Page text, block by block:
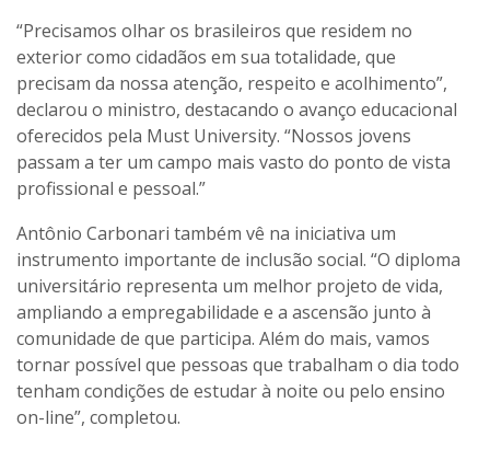
“Precisamos olhar os brasileiros que residem no
exterior como cidadãos em sua totalidade, que
precisam da nossa atenção, respeito e acolhimento”,
declarou o ministro, destacando o avanço educacional
oferecidos pela Must University. “Nossos jovens
passam a ter um campo mais vasto do ponto de vista
profissional e pessoal.”
Antônio Carbonari também vê na iniciativa um
instrumento importante de inclusão social. “O diploma
universitário representa um melhor projeto de vida,
ampliando a empregabilidade e a ascensão junto à
comunidade de que participa. Além do mais, vamos
tornar possível que pessoas que trabalham o dia todo
tenham condições de estudar à noite ou pelo ensino
on-line”, completou.